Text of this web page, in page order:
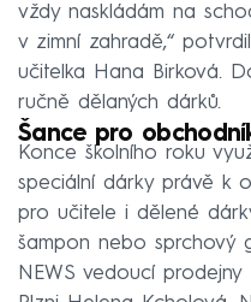
vždy naskládám na
v zimní zahradě,“
učitelka Hana Birková.
ručně dělaných dárků.
Šance pro
Konce školního roku
speciální dárky právě k
pro učitele i dělené
šampon nebo sprchový
NEWS vedoucí